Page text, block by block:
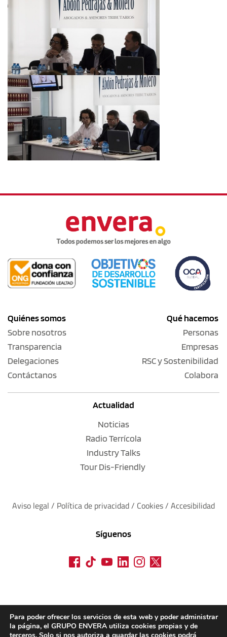
Quiénes somos
Sobre nosotros
Transparencia
Delegaciones
Contáctanos
Qué hacemos
Personas
Empresas
RSC y Sostenibilidad
Colabora
Actualidad
Noticias
Radio Terrícola
Industry Talks
Tour Dis-Friendly
Aviso legal / Política de privacidad / Cookies / Accesibilidad
Síguenos
Para poder ofrecer los servicios de esta web y poder administrar
la página, el GRUPO ENVERA utiliza cookies propias y de